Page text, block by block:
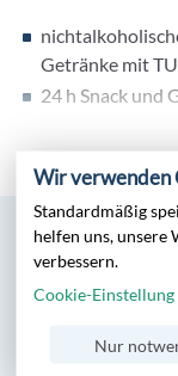
Getränke mit
24 h Snack und
Kaffee/Tee und
Snacks, Frozen
Lunch Buffet,
inklusive) und
Wellness
Lassen Sie sich in
Wir verwenden
Standardmäßig
helfen uns, unsere
verbessern.
Cookie-Einstellung
Nur